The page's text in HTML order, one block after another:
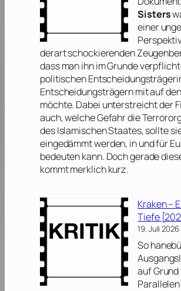
Sisters
einer
derart schockierenden
dass man ihn im Grunde
politischen
Entscheidungsträgern mit auf
möchte. Dabei unterstreicht der
auch, welche Gefahr die
des Islamischen Staates, sollte
eingedämmt werden, in und für
bedeuten kann. Doch gerade
kommt merklich kurz.
Kraken –
Tiefe
19. Juli 2026
So
auf